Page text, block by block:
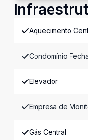
Aquecimento
Condomínio
Elevador
Empresa de
Gás Central